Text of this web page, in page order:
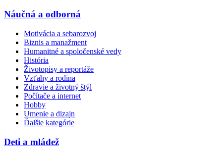
Náučná a odborná
Motivácia a sebarozvoj
Biznis a manažment
Humanitné a spoločenské vedy
História
Životopisy a reportáže
Vzťahy a rodina
Zdravie a životný štýl
Počítače a internet
Hobby
Umenie a dizajn
Ďalšie kategórie
Deti a mládež